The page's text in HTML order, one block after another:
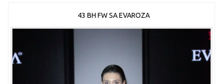
43 BH FW SA EVAROZA